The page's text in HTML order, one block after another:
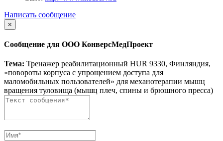
Написать сообщение
×
Сообщение для ООО КонверсМедПроект
Тема: Тренажер реабилитационный HUR 9330, Финляндия,
«повороты корпуса с упрощением доступа для
маломобильных пользователей» для механотерапии мышц
вращения туловища (мышц плеч, спины и брюшного пресса)